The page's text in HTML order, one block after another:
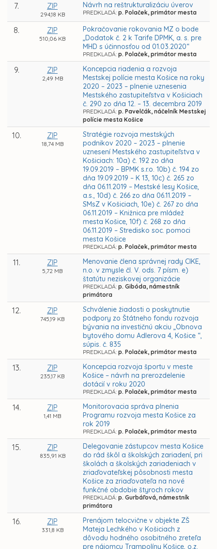
7. ZIP
294,18 KB
Návrh na reštrukturalizáciu úverov
PREDKLADÁ: p. Polaček, primátor mesta
8. ZIP
510,06 KB
Pokračovanie rokovania MZ o bode
„Dodatok č. 2 k Tarife DPMK, a. s. pre
MHD s účinnosťou od 01.03.2020“
PREDKLADÁ: p. Polaček, primátor mesta
9. ZIP
2,49 MB
Koncepcia riadenia a rozvoja
Mestskej polície mesta Košice na roky
2020 – 2023 – plnenie uznesenia
Mestského zastupiteľstva v Košiciach
č. 290 zo dňa 12. – 13. decembra 2019
PREDKLADÁ: p. Pavelčák, náčelník Mestskej
polície mesta Košice
10. ZIP
18,74 MB
Stratégie rozvoja mestských
podnikov 2020 – 2023 – plnenie
uznesení Mestského zastupiteľstva v
Košiciach: 10a) č. 192 zo dňa
19.09.2019 – BPMK s.r.o. 10b) č. 194 zo
dňa 19.09.2019 – K 13, 10c) č. 265 zo
dňa 06.11.2019 – Mestské lesy Košice,
a.s., 10d) č. 266 zo dňa 06.11.2019 –
SMsZ v Košiciach, 10e) č. 267 zo dňa
06.11.2019 – Knižnica pre mládež
mesta Košice, 10f) č. 268 zo dňa
06.11.2019 – Stredisko soc. pomoci
mesta Košice
PREDKLADÁ: p. Polaček, primátor mesta
11. ZIP
5,72 MB
Menovanie člena správnej rady CIKE,
n.o. v zmysle čl. V. ods. 7 písm. e)
štatútu neziskovej organizácie
PREDKLADÁ: p. Gibóda, námestník
primátora
12. ZIP
745,19 KB
Schválenie žiadosti o poskytnutie
podpory zo Štátneho fondu rozvoja
bývania na investičnú akciu „Obnova
bytového domu Adlerova 4, Košice “,
súpis. č. 835
PREDKLADÁ: p. Polaček, primátor mesta
13. ZIP
235,17 KB
Koncepcia rozvoja športu v meste
Košice – návrh na prerozdelenie
dotácií v roku 2020
PREDKLADÁ: p. Polaček, primátor mesta
14. ZIP
1,41 MB
Monitorovacia správa plnenia
Programu rozvoja mesta Košice za
rok 2019
PREDKLADÁ: p. Polaček, primátor mesta
15. ZIP
835,91 KB
Delegovanie zástupcov mesta Košice
do rád škôl a školských zariadení, pri
školách a školských zariadeniach v
zriaďovateľskej pôsobnosti mesta
Košice za zriaďovateľa na nové
funkčné obdobie štyroch rokov
PREDKLADÁ: p. Gurbáľová, námestník
primátora
16. ZIP
331,8 KB
Prenájom telocvične v objekte ZŠ
Mateja Lechkého v Košiciach z
dôvodu hodného osobitného zreteľa
pre nájomcu Trampolíny Košice, o.z.